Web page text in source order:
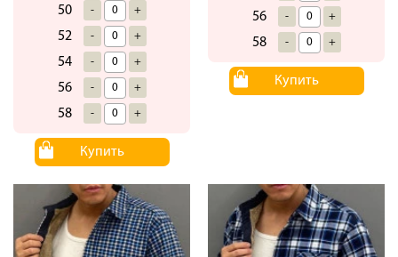
50 - +
52 - +
54 - +
56 - +
58 - +
Купить
56 - +
58 - +
Купить